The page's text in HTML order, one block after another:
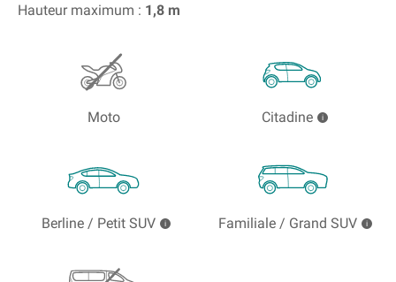
Hauteur maximum : 1,8 m
Moto Citadine
Berline / Petit SUV Familiale / Grand SUV